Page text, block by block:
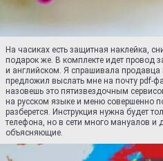
На часиках есть защитная наклейка,
подарок же. В комплекте идет провод
и английском. Я спрашивала продавца
предложил выслать мне на почту pdf-
назовешь это пятизвездочным
на русском языке и меню совершенно
разберется. Инструкция нужна будет
телефона, но в сети много мануалов и
объясняющие.